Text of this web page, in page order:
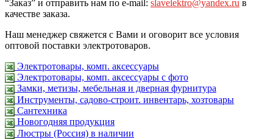
“Заказ” и отправить нам по e-mail: slavelektro@yandex.ru в
качестве заказа.
Наш менеджер свяжется с Вами и оговорит все условия
оптовой поставки электротоваров.
Электротовары, комп. аксессуары
Электротовары, комп. аксессуары с фото
Замки, метизы, мебельная и дверная фурнитура
Инструменты, садово-строит. инвентарь, хозтовары
Сантехника
Новогодняя продукция
Люстры (Россия) в наличии